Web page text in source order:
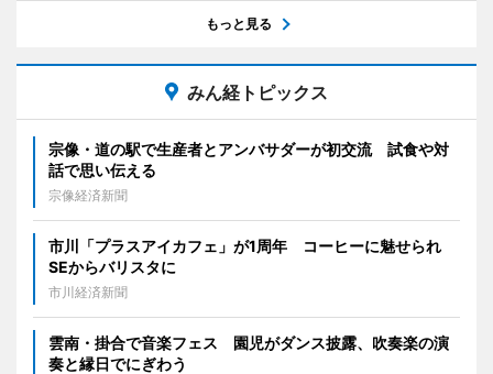
もっと見る
みん経トピックス
宗像・道の駅で生産者とアンバサダーが初交流 試食や対
話で思い伝える
宗像経済新聞
市川「プラスアイカフェ」が1周年 コーヒーに魅せられ
SEからバリスタに
市川経済新聞
雲南・掛合で音楽フェス 園児がダンス披露、吹奏楽の演
奏と縁日でにぎわう